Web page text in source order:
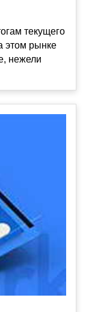
текущего
этом рынке
нежели